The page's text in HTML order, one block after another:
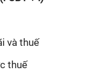
và thuế
thuế